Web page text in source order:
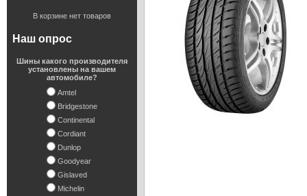
В корзине нет товаров
Наш опрос
Шины какого производителя
установлены на вашем
автомобиле?
Amtel
Bridgestone
Continental
Cordiant
Dunlop
Goodyear
Gislaved
Michelin